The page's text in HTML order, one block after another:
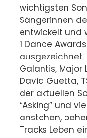
wichtigsten
Sängerinnen
entwickelt und
1 Dance
ausgezeichnet.
Galantis, Major
David Guetta,
der aktuellen
“Asking” und
anstehen,
Tracks Leben